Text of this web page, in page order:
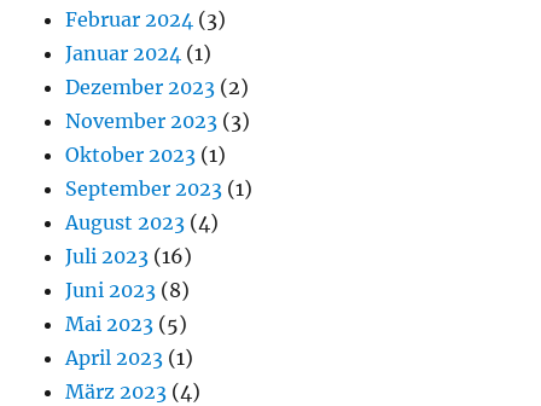
Februar 2024 (3)
Januar 2024 (1)
Dezember 2023 (2)
November 2023 (3)
Oktober 2023 (1)
September 2023 (1)
August 2023 (4)
Juli 2023 (16)
Juni 2023 (8)
Mai 2023 (5)
April 2023 (1)
März 2023 (4)